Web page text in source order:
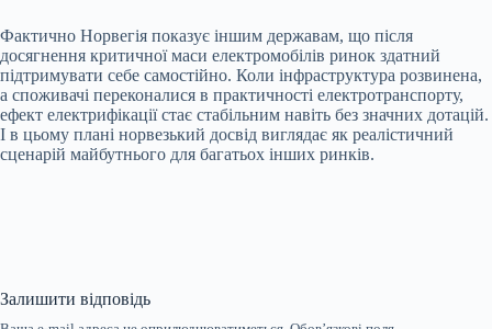
Фактично Норвегія показує іншим державам, що після
досягнення критичної маси електромобілів ринок здатний
підтримувати себе самостійно. Коли інфраструктура розвинена,
а споживачі переконалися в практичності електротранспорту,
ефект електрифікації стає стабільним навіть без значних дотацій.
І в цьому плані норвезький досвід виглядає як реалістичний
сценарій майбутнього для багатьох інших ринків.
Залишити відповідь